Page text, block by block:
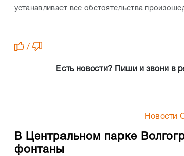
устанавливает все обстоятельства
/
Есть новости? Пиши и звони в
Новости
В Центральном парке
фонтаны